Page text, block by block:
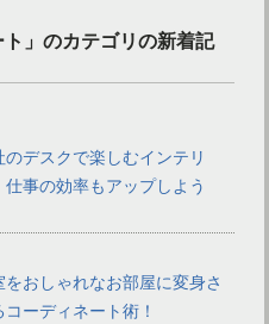
ト」のカテゴリの新着記
のデスクで楽しむインテリ
仕事の効率もアップしよう
をおしゃれなお部屋に変身さ
コーディネート術！